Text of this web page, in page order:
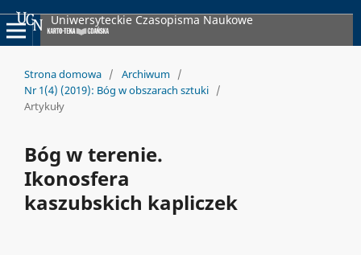
Uniwersyteckie Czasopisma Naukowe
Strona domowa / Archiwum /
Nr 1(4) (2019): Bóg w obszarach sztuki /
Artykuły
Bóg w terenie.
Ikonosfera
kaszubskich kapliczek